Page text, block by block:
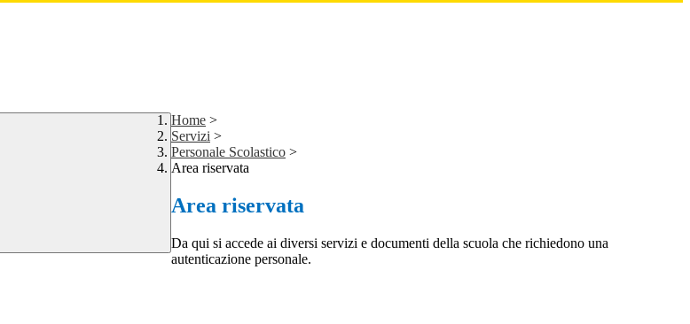
Home >
Servizi >
Personale Scolastico >
Area riservata
Area riservata
Da qui si accede ai diversi servizi e documenti della scuola che richiedono una
autenticazione personale.